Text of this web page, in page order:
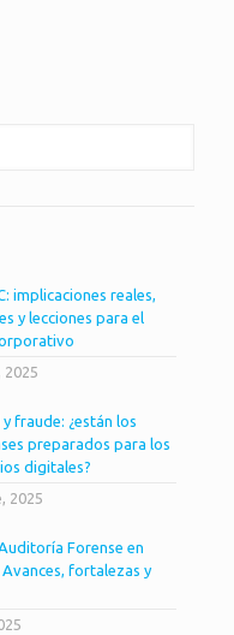
implicaciones reales,
y lecciones para el
2025
fraude: ¿están los
preparados para los
digitales?
2025
Forense en
fortalezas y